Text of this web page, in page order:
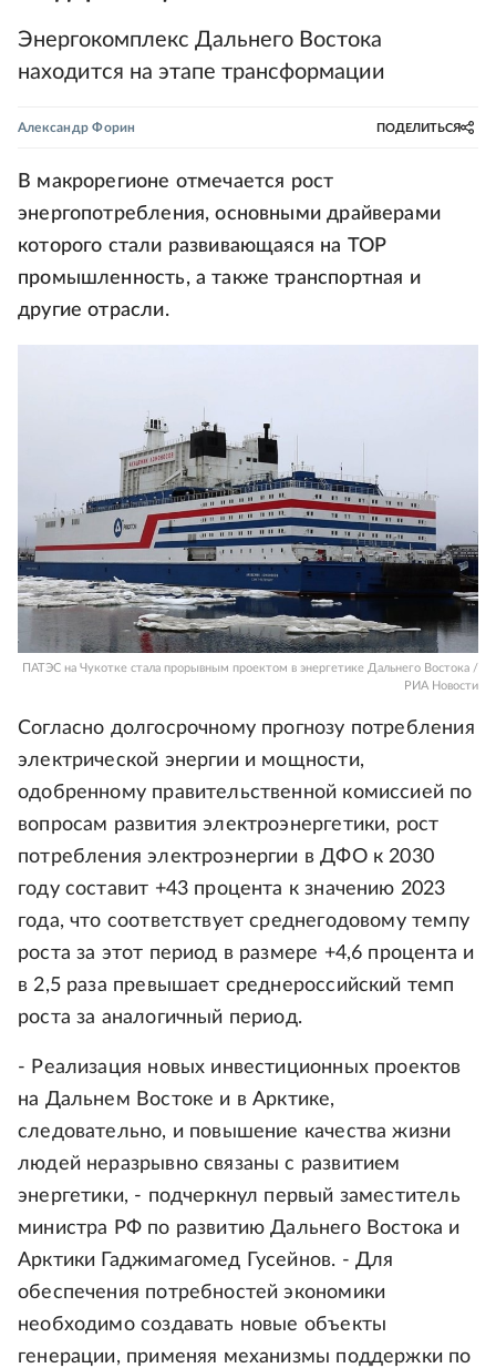
Энергокомплекс Дальнего Востока
находится на этапе трансформации
Александр Форин ПОДЕЛИТЬСЯ
В макрорегионе отмечается рост
энергопотребления, основными драйверами
которого стали развивающаяся на ТОР
промышленность, а также транспортная и
другие отрасли.
ПАТЭС на Чукотке стала прорывным проектом в энергетике Дальнего Востока /
РИА Новости
Согласно долгосрочному прогнозу потребления
электрической энергии и мощности,
одобренному правительственной комиссией по
вопросам развития электроэнергетики, рост
потребления электроэнергии в ДФО к 2030
году составит +43 процента к значению 2023
года, что соответствует среднегодовому темпу
роста за этот период в размере +4,6 процента и
в 2,5 раза превышает среднероссийский темп
роста за аналогичный период.
- Реализация новых инвестиционных проектов
на Дальнем Востоке и в Арктике,
следовательно, и повышение качества жизни
людей неразрывно связаны с развитием
энергетики, - подчеркнул первый заместитель
министра РФ по развитию Дальнего Востока и
Арктики Гаджимагомед Гусейнов. - Для
обеспечения потребностей экономики
необходимо создавать новые объекты
генерации, применяя механизмы поддержки по